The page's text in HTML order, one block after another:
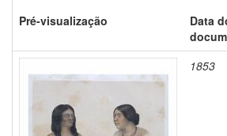
Pré-visualização
Data
1853